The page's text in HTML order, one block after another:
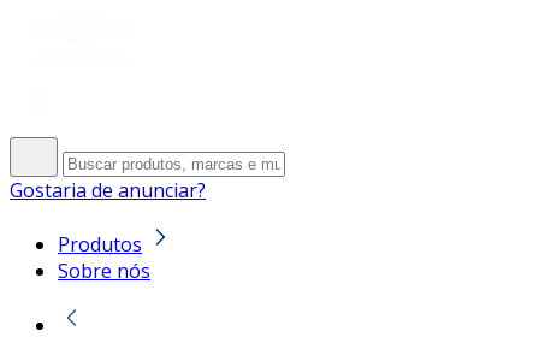
Gostaria de anunciar?
Produtos
Sobre nós